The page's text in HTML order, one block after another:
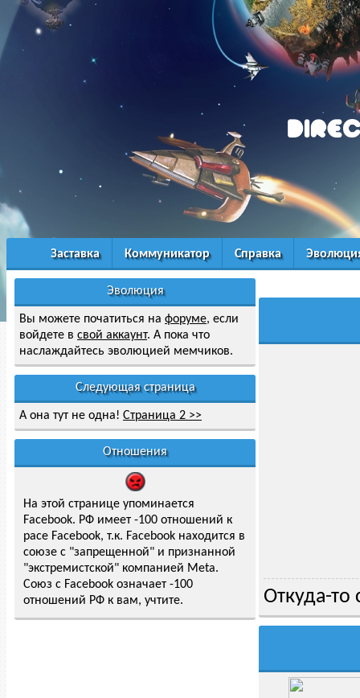
Заставка Коммуникатор Справка
Эволюция
Вы можете початиться на форуме, если
войдете в свой аккаунт. А пока что
наслаждайтесь эволюцией мемчиков.
Следующая страница
А она тут не одна! Страница 2 >>
Отношения
На этой странице упоминается
Facebook. РФ имеет -100 отношений к
расе Facebook, т.к. Facebook находится в
союзе с "запрещенной" и признанной
"экстремистской" компанией Meta.
Союз с Facebook означает -100
отношений РФ к вам, учтите.
Откуда-то